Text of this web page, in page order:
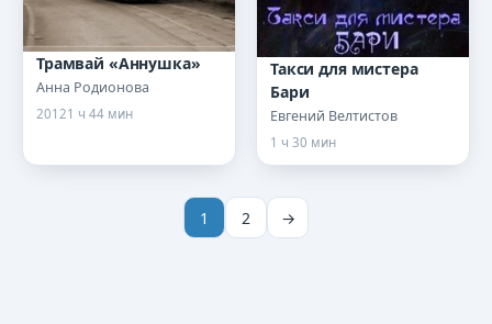
Трамвай «Аннушка»
Анна Родионова
20121 ч 44 мин
Такси для мистера
Бари
Евгений Велтистов
1 ч 30 мин
1 2 →